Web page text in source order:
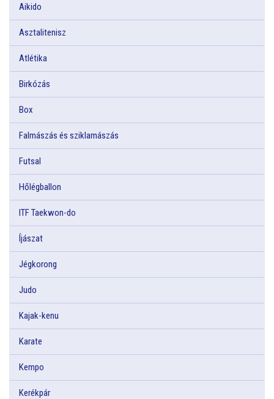
Aikido
Asztalitenisz
Atlétika
Birkózás
Box
Falmászás és sziklamászás
Futsal
Hőlégballon
ITF Taekwon-do
Íjászat
Jégkorong
Judo
Kajak-kenu
Karate
Kempo
Kerékpár